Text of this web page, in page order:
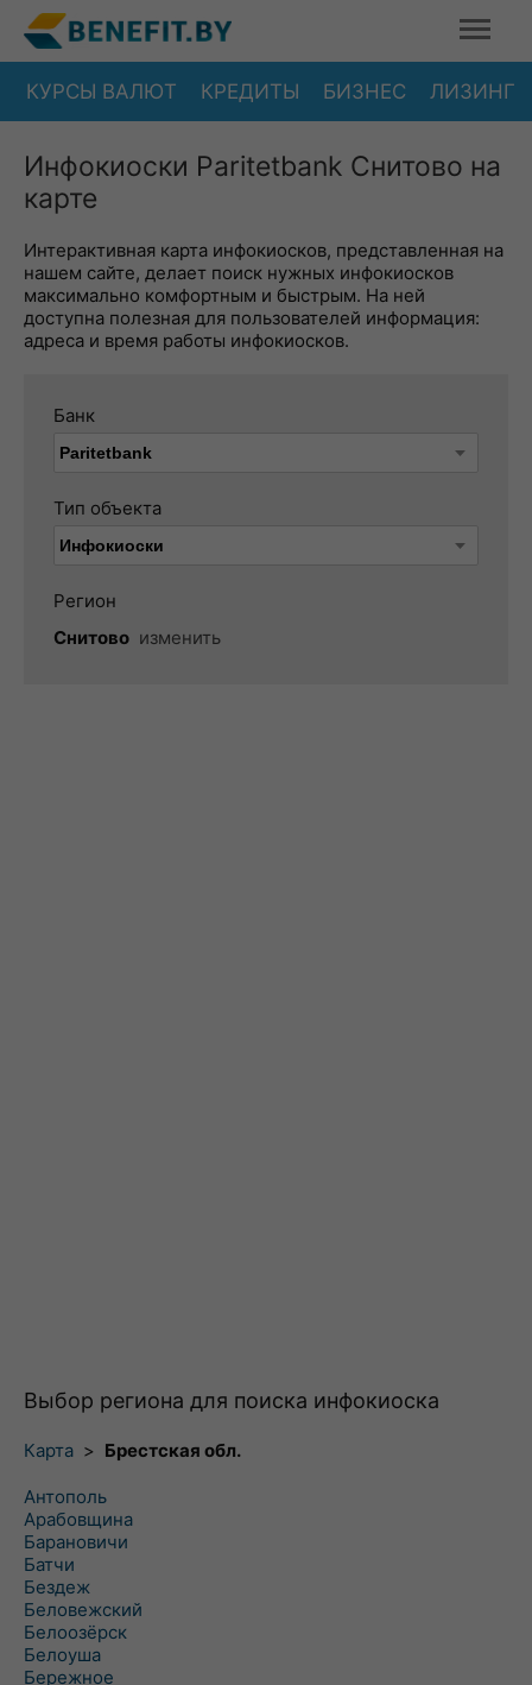
КУРСЫ ВАЛЮТ КРЕДИТЫ БИЗНЕС ЛИЗИНГ
Инфокиоски Paritetbank Снитово на
карте
Интерактивная карта инфокиосков, представленная на
нашем сайте, делает поиск нужных инфокиосков
максимально комфортным и быстрым. На ней
доступна полезная для пользователей информация:
адреса и время работы инфокиосков.
Банк
Тип объекта
Регион
Снитово изменить
Выбор региона для поиска инфокиоска
Карта > Брестская обл.
Антополь
Арабовщина
Барановичи
Батчи
Бездеж
Беловежский
Белоозёрск
Белоуша
Бережное